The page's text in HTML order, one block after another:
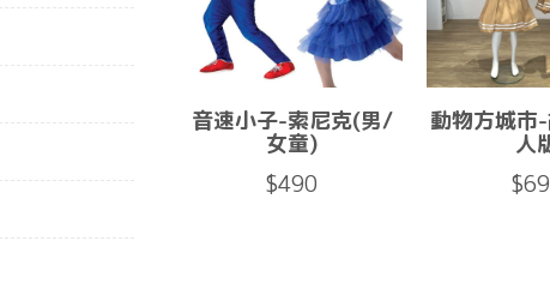
音速小子-索尼克(男/
女童)
$490
動物方城市
人